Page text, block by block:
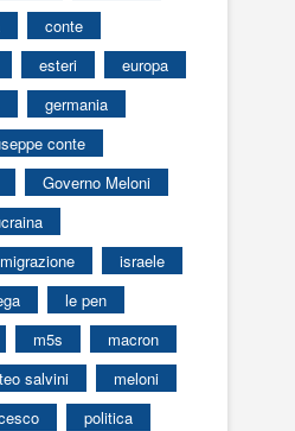
conte
esteri
europa
germania
conte
Governo Meloni
israele
le pen
m5s
macron
salvini
meloni
politica